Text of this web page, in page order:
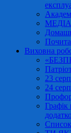
Виховна
23
24
Графік
Список